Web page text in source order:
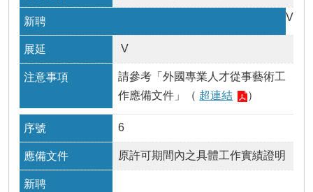
V
V
請參考「外國專業人才從事藝術工
作應備文件」（ 超連結 ）
6
原許可期間內之具體工作實績證明